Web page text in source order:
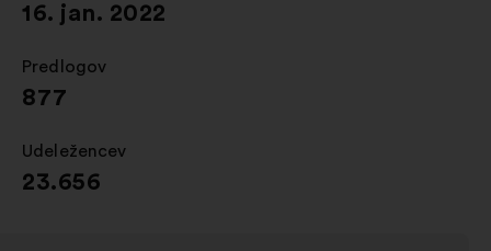
16. jan. 2022
Predlogov
:
877
Udeležencev
:
23.656